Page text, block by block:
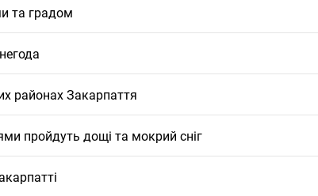
та градом
районах Закарпаття
пройдуть дощі та мокрий сніг